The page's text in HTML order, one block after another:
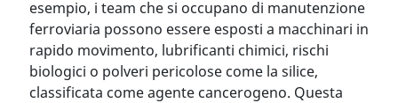
esempio, i team che si occupano di manutenzione
ferroviaria possono essere esposti a macchinari in
rapido movimento, lubrificanti chimici, rischi
biologici o polveri pericolose come la silice,
classificata come agente cancerogeno. Questa